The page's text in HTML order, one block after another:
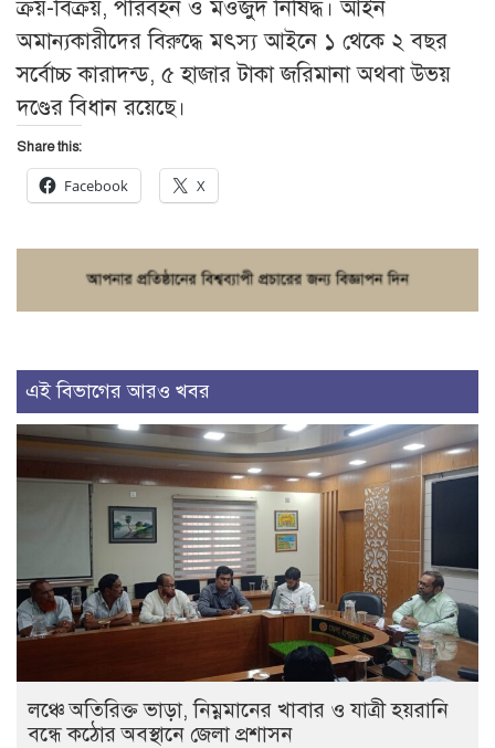
ক্রয়-বিক্রয়, পরিবহন ও মওজুদ নিষিদ্ধ। আইন
অমান্যকারীদের বিরুদ্ধে মৎস্য আইনে ১ থেকে ২ বছর
সর্বোচ্চ কারাদন্ড, ৫ হাজার টাকা জরিমানা অথবা উভয়
দণ্ডের বিধান রয়েছে।
Share this:
Facebook X
এই বিভাগের আরও খবর
লঞ্চে অতিরিক্ত ভাড়া, নিম্নমানের খাবার ও যাত্রী হয়রানি
বন্ধে কঠোর অবস্থানে জেলা প্রশাসন